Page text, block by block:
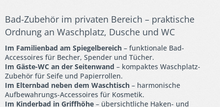
Bad-Zubehör im privaten Bereich – praktische
Ordnung an Waschplatz, Dusche und WC
Im Familienbad am Spiegelbereich – funktionale Bad-
Accessoires für Becher, Spender und Tücher.
Im Gäste-WC an der Seitenwand – kompaktes Waschplatz-
Zubehör für Seife und Papierrollen.
Im Elternbad neben dem Waschtisch – harmonische
Aufbewahrungs-Accessoires für Kosmetik.
Im Kinderbad in Griffhöhe – übersichtliche Haken- und